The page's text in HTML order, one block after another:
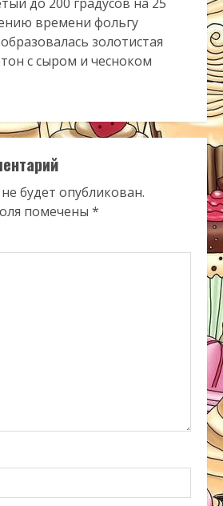
времени фольгу
золотистая
с сыром и чесноком
будет опубликован.
помечены *